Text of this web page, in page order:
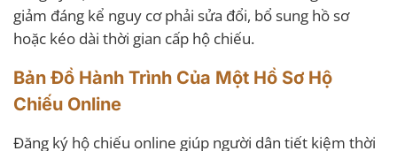
giảm đáng kể nguy cơ phải sửa đổi, bổ sung hồ sơ
hoặc kéo dài thời gian cấp hộ chiếu.
Bản Đồ Hành Trình Của Một Hồ Sơ Hộ
Chiếu Online
Đăng ký hộ chiếu online giúp người dân tiết kiệm thời